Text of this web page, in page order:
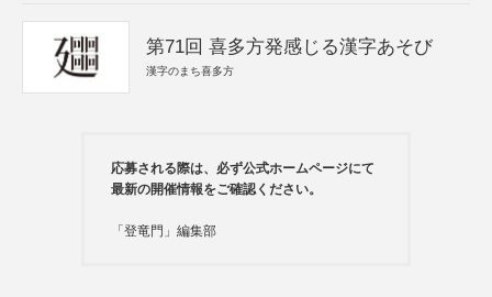
第71回 喜多方発感じる漢字あそび
漢字のまち喜多方
応募される際は、必ず公式ホームページにて
最新の開催情報をご確認ください。
「登竜門」編集部